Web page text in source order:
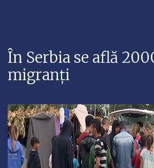
În Serbia se află
migranţi